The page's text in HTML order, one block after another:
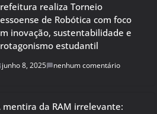
realiza Torneio
de Robótica com foco
inovação, sustentabilidade e
estudantil
junho 8, 2025 nenhum comentário
mentira da RAM irrelevante: